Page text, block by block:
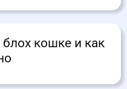
блох кошке и как